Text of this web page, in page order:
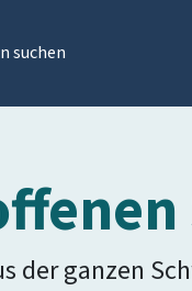
suchen
der ganzen